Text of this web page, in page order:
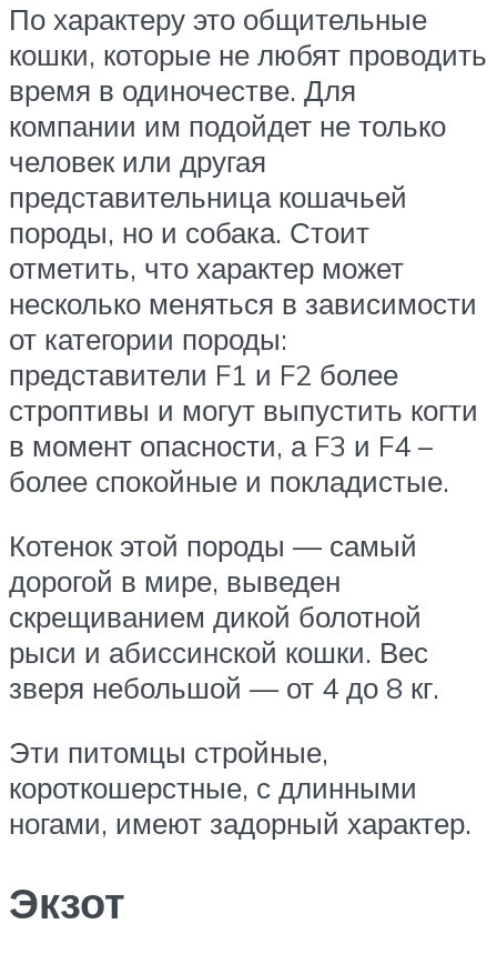
По характеру это общительные
кошки, которые не любят проводить
время в одиночестве. Для
компании им подойдет не только
человек или другая
представительница кошачьей
породы, но и собака. Стоит
отметить, что характер может
несколько меняться в зависимости
от категории породы:
представители F1 и F2 более
строптивы и могут выпустить когти
в момент опасности, а F3 и F4 –
более спокойные и покладистые.
Котенок этой породы — самый
дорогой в мире, выведен
скрещиванием дикой болотной
рыси и абиссинской кошки. Вес
зверя небольшой — от 4 до 8 кг.
Эти питомцы стройные,
короткошерстные, с длинными
ногами, имеют задорный характер.
Экзот